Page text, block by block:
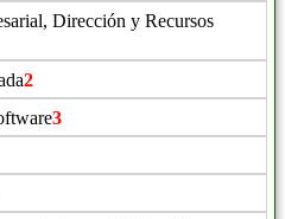
Dirección y Recursos
2
3